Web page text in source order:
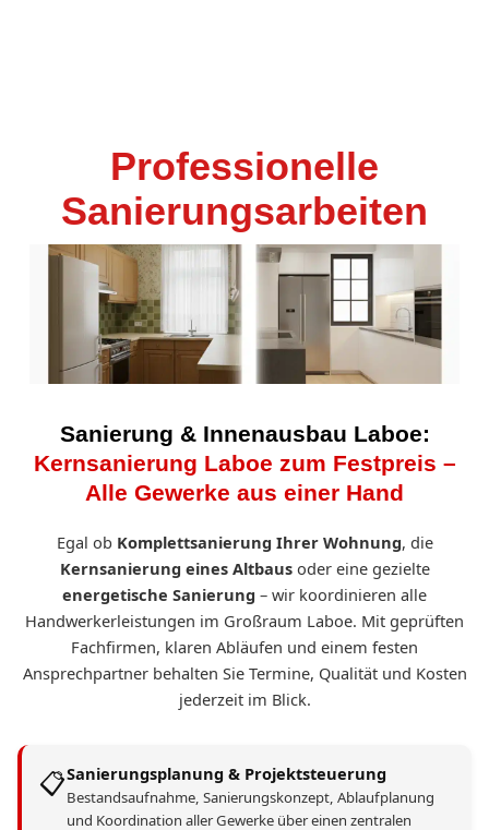
Professionelle
Sanierungsarbeiten
Sanierung & Innenausbau Laboe:
Kernsanierung Laboe zum Festpreis –
Alle Gewerke aus einer Hand
Egal ob Komplettsanierung Ihrer Wohnung, die
Kernsanierung eines Altbausoder eine gezielte
energetische Sanierung – wir koordinieren alle
Handwerkerleistungen im Großraum Laboe. Mit geprüften
Fachfirmen, klaren Abläufen und einem festen
Ansprechpartner behalten Sie Termine, Qualität und Kosten
jederzeit im Blick.
📋Sanierungsplanung & Projektsteuerung
Bestandsaufnahme, Sanierungskonzept, Ablaufplanung
und Koordination aller Gewerke über einen zentralen